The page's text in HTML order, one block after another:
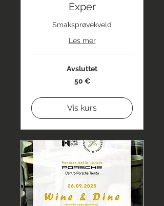
Exper
Smaksprøvekveld
Les mer
Avsluttet
50 €
Vis kurs